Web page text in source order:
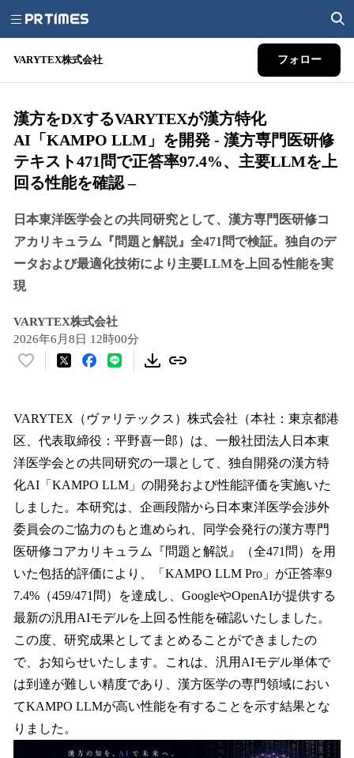
VARYTEX株式会社 フォロー
漢方をDXするVARYTEXが漢方特化
AI「KAMPO LLM」を開発 - 漢方専門医研修
テキスト471問で正答率97.4%、主要LLMを上
回る性能を確認 –
日本東洋医学会との共同研究として、漢方専門医研修コ
アカリキュラム『問題と解説』全471問で検証。独自のデ
ータおよび最適化技術により主要LLMを上回る性能を実
現
VARYTEX株式会社
2026年6月8日 12時00分
い
！
を
読
み
込
み
中
で
す
VARYTEX（ヴァリテックス）株式会社（本社：東京都港
区、代表取締役：平野喜一郎）は、一般社団法人日本東
洋医学会との共同研究の一環として、独自開発の漢方特
化AI「KAMPO LLM」の開発および性能評価を実施いた
しました。本研究は、企画段階から日本東洋医学会渉外
委員会のご協力のもと進められ、同学会発行の漢方専門
医研修コアカリキュラム『問題と解説』（全471問）を用
いた包括的評価により、「KAMPO LLM Pro」が正答率9
7.4%（459/471問）を達成し、GoogleやOpenAIが提供する
最新の汎用AIモデルを上回る性能を確認いたしました。
この度、研究成果としてまとめることができましたの
で、お知らせいたします。これは、汎用AIモデル単体で
は到達が難しい精度であり、漢方医学の専門領域におい
てKAMPO LLMが高い性能を有することを示す結果とな
りました。